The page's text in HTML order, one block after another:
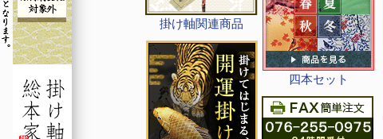
掛け軸関連商品
四本セット